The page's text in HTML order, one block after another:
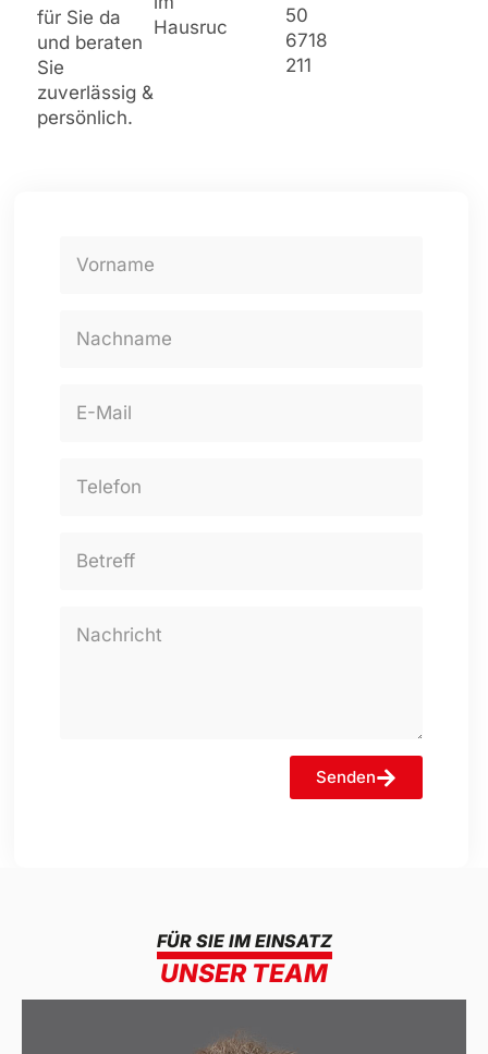
Senden
für Sie da
und beraten
Sie
zuverlässig &
persönlich.
Hausruckkreis
50
6718
211
FÜR SIE IM EINSATZ
UNSER TEAM